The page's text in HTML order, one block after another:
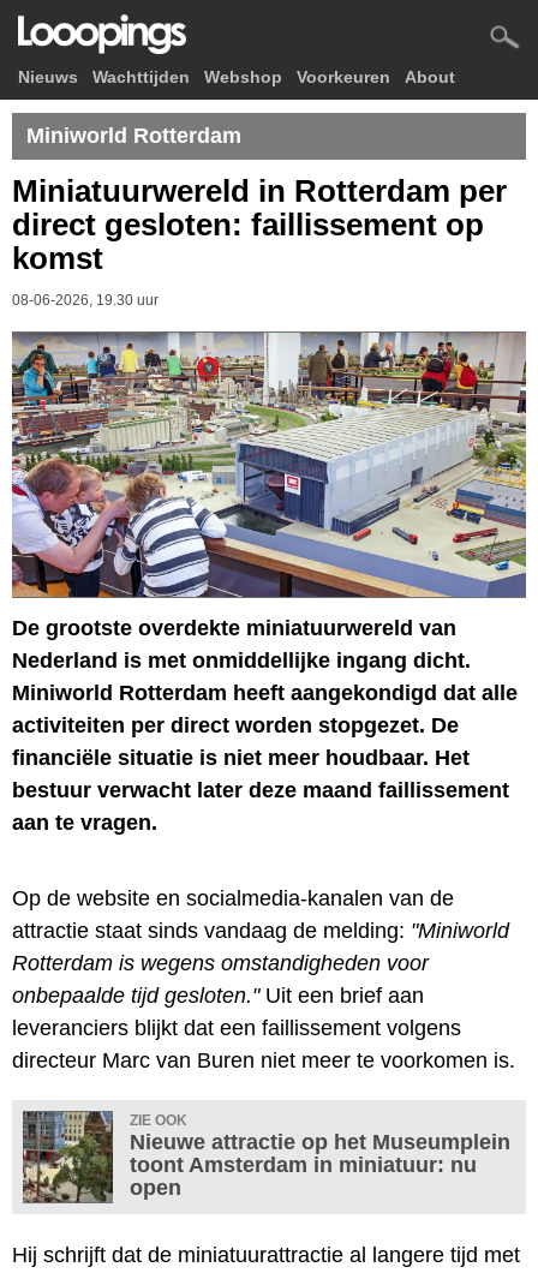
Nieuws Wachttijden Webshop Voorkeuren About
Miniworld Rotterdam
Miniatuurwereld in Rotterdam per
direct gesloten: faillissement op
komst
08-06-2026, 19.30 uur
De grootste overdekte miniatuurwereld van
Nederland is met onmiddellijke ingang dicht.
Miniworld Rotterdam heeft aangekondigd dat alle
activiteiten per direct worden stopgezet. De
financiële situatie is niet meer houdbaar. Het
bestuur verwacht later deze maand faillissement
aan te vragen.
Op de website en socialmedia-kanalen van de
attractie staat sinds vandaag de melding: "Miniworld
Rotterdam is wegens omstandigheden voor
onbepaalde tijd gesloten."Uit een brief aan
leveranciers blijkt dat een faillissement volgens
directeur Marc van Buren niet meer te voorkomen is.
ZIE OOK
Nieuwe attractie op het Museumplein
toont Amsterdam in miniatuur: nu
open
Hij schrijft dat de miniatuurattractie al langere tijd met